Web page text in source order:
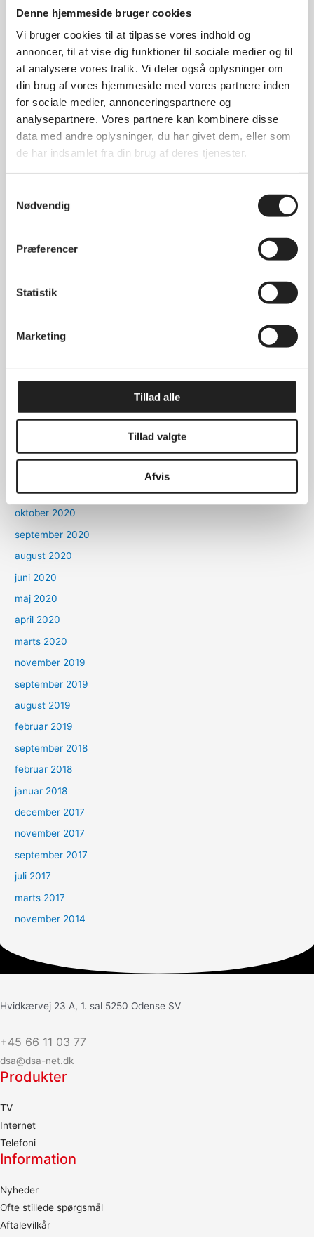
Denne hjemmeside bruger cookies
Vi bruger cookies til at tilpasse vores indhold og
annoncer, til at vise dig funktioner til sociale medier og til
at analysere vores trafik. Vi deler også oplysninger om
din brug af vores hjemmeside med vores partnere inden
for sociale medier, annonceringspartnere og
analysepartnere. Vores partnere kan kombinere disse
data med andre oplysninger, du har givet dem, eller som
de har indsamlet fra din brug af deres tjenester.
Nødvendig
Præferencer
Statistik
Marketing
Tillad alle
Tillad valgte
Afvis
april 2025
marts 2025
januar 2025
december 2024
november 2024
oktober 2024
september 2024
august 2024
marts 2024
december 2022
oktober 2022
oktober 2021
januar 2021
november 2020
oktober 2020
september 2020
august 2020
juni 2020
maj 2020
april 2020
marts 2020
november 2019
september 2019
august 2019
februar 2019
september 2018
februar 2018
januar 2018
december 2017
november 2017
september 2017
juli 2017
marts 2017
november 2014
Hvidkærvej 23 A, 1. sal 5250 Odense SV
+45 66 11 03 77
dsa@dsa-net.dk
Produkter
TV
Internet
Telefoni
Information
Nyheder
Ofte stillede spørgsmål
Aftalevilkår